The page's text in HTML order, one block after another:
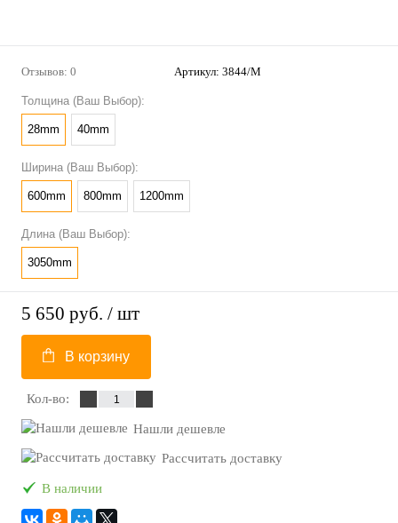
Отзывов: 0 Артикул: 3844/М
Толщина (Ваш Выбор):
28mm 40mm
Ширина (Ваш Выбор):
600mm 800mm 1200mm
Длина (Ваш Выбор):
3050mm
5 650 руб. / шт
В корзину
Кол-во:
Нашли дешевле
Рассчитать доставку
В наличии